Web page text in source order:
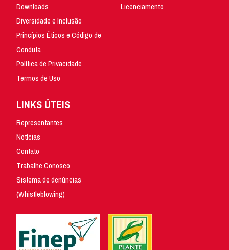
Downloads
Diversidade e Inclusão
Princípios Éticos e Código de
Conduta
Política de Privacidade
Termos de Uso
Licenciamento
LINKS ÚTEIS
Representantes
Notícias
Contato
Trabalhe Conosco
Sistema de denúncias
(Whistleblowing)